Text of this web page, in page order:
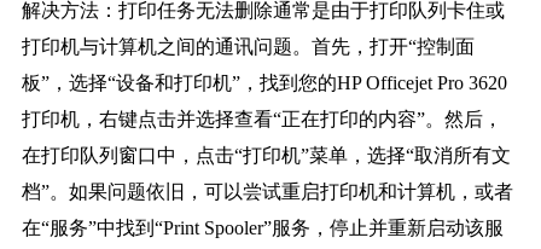
解决方法：打印任务无法删除通常是由于打印队列卡住或
打印机与计算机之间的通讯问题。首先，打开“控制面
板”，选择“设备和打印机”，找到您的HP Officejet Pro 3620
打印机，右键点击并选择查看“正在打印的内容”。然后，
在打印队列窗口中，点击“打印机”菜单，选择“取消所有文
档”。如果问题依旧，可以尝试重启打印机和计算机，或者
在“服务”中找到“Print Spooler”服务，停止并重新启动该服